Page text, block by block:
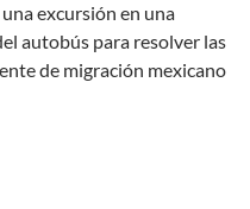
excursión en una
autobús para resolver las
de migración mexicano